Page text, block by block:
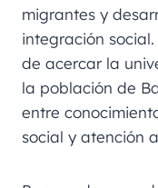
migrantes y
integración
de acercar la
la población de
entre
social y atención